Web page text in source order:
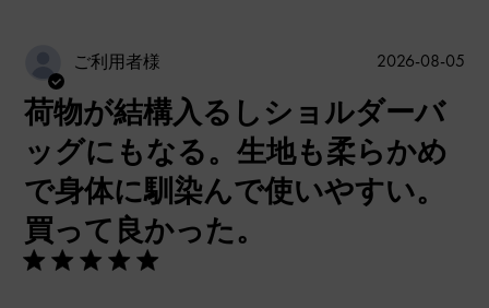
ご利用者様
荷物が結構入るしショルダーバ
ッグにもなる。生地も柔らかめ
で身体に馴染んで使いやすい。
買って良かった。
公
2026-08-05